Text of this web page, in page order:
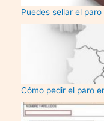
Puedes sellar el
Cómo pedir el paro